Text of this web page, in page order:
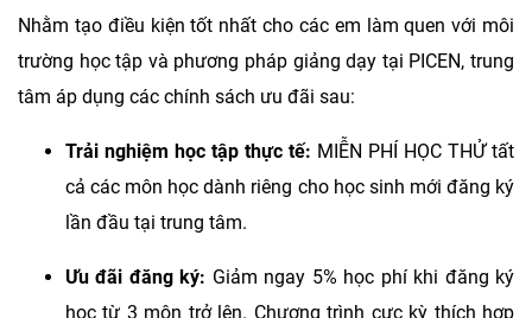
Nhằm tạo điều kiện tốt nhất cho các em làm quen với môi
trường học tập và phương pháp giảng dạy tại PICEN, trung
tâm áp dụng các chính sách ưu đãi sau:
Trải nghiệm học tập thực tế: MIỄN PHÍ HỌC THỬ tất
cả các môn học dành riêng cho học sinh mới đăng ký
lần đầu tại trung tâm.
Ưu đãi đăng ký: Giảm ngay 5% học phí khi đăng ký
học từ 3 môn trở lên. Chương trình cực kỳ thích hợp